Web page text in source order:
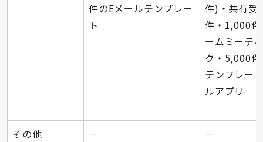
件のEメールテンプレー
ト
件)・共有受
件・1,000
ームミーテ
ク・5,000
テンプレー
ルアプリ
その他 － －